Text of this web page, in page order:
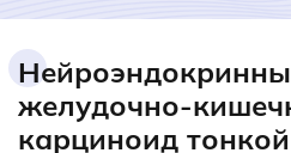
желудочно-
карциноид